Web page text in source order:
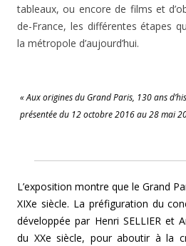
tableaux, ou encore de films et
de-France, les différentes étapes
la métropole d’aujourd’hui.
« Aux origines du Grand Paris, 130 ans
présentée du 12 octobre 2016 au 28 mai
L’exposition montre que le Grand
XIXe siècle. La préfiguration du
développée par Henri SELLIER et
du XXe siècle, pour aboutir à la